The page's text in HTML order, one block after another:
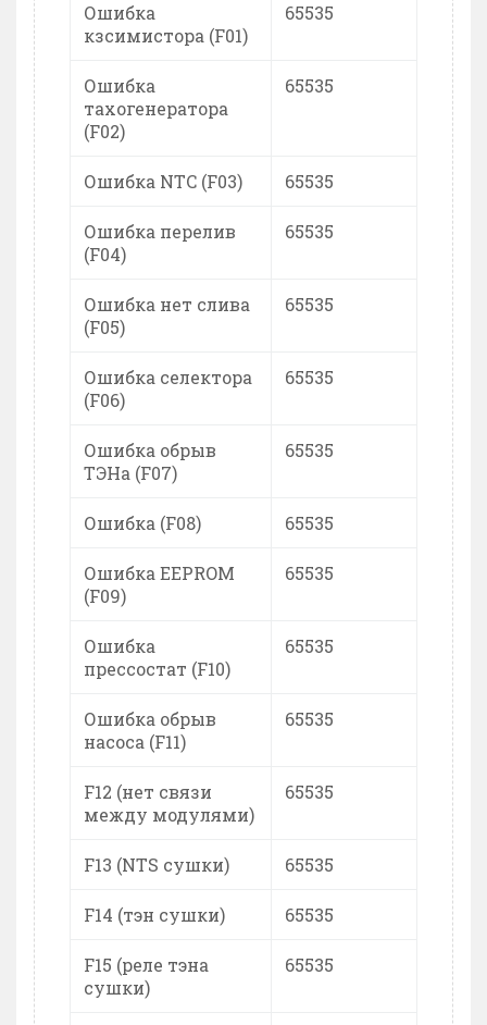
Ошибка
кзсимистора (F01)
65535
Ошибка
тахогенератора
(F02)
65535
Ошибка NTC (F03) 65535
Ошибка перелив
(F04)
65535
Ошибка нет слива
(F05)
65535
Ошибка селектора
(F06)
65535
Ошибка обрыв
ТЭНа (F07)
65535
Ошибка (F08) 65535
Ошибка EEPROM
(F09)
65535
Ошибка
прессостат (F10)
65535
Ошибка обрыв
насоса (F11)
65535
F12 (нет связи
между модулями)
65535
F13 (NTS сушки) 65535
F14 (тэн сушки) 65535
F15 (реле тэна
сушки)
65535